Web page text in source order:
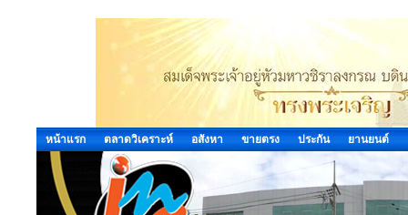
หน้าแรก ตลาดวิเคราะห์ อสังหา ขายตรง ประกัน ยานยนต์